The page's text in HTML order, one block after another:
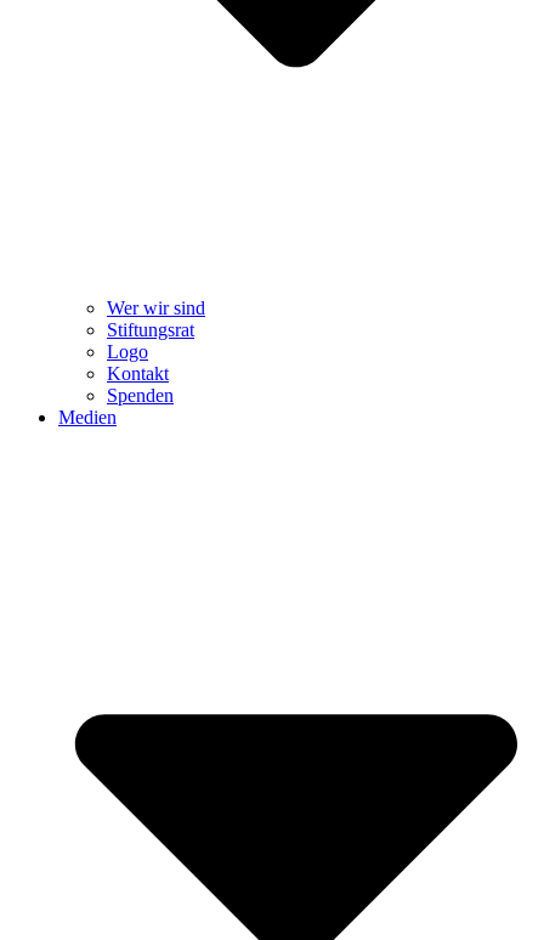
Wer wir sind
Stiftungsrat
Logo
Kontakt
Spenden
Medien